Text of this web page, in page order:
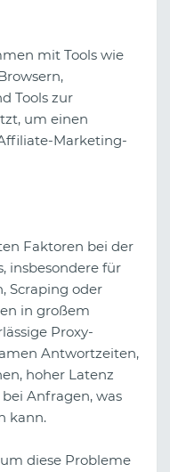
mit Tools wie
Tools zur
um einen
Marketing-
Faktoren bei der
insbesondere für
Scraping oder
in großem
Proxy-
Antwortzeiten,
hoher Latenz
Anfragen, was
kann.
diese Probleme